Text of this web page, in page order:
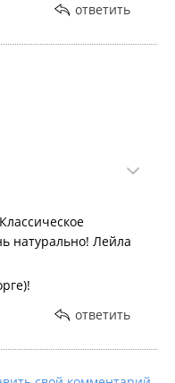
ответить
натурально! Лейла
ответить